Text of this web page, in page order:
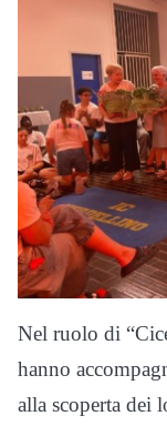
Nel ruolo di
hanno
alla scoperta dei